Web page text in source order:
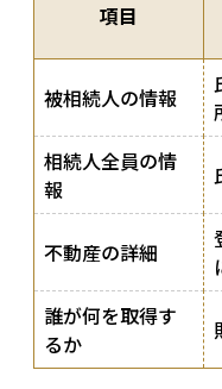
項目
被相続人の情報
相続人全員の情
報
不動産の詳細
誰が何を取得す
るか